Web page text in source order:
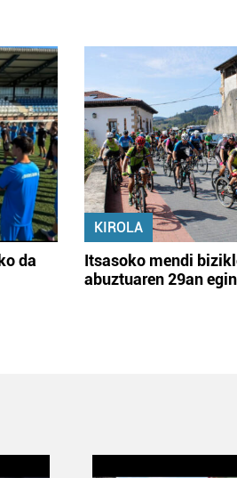
da
KIROLA
Itsasoko mendi
abuztuaren 29an